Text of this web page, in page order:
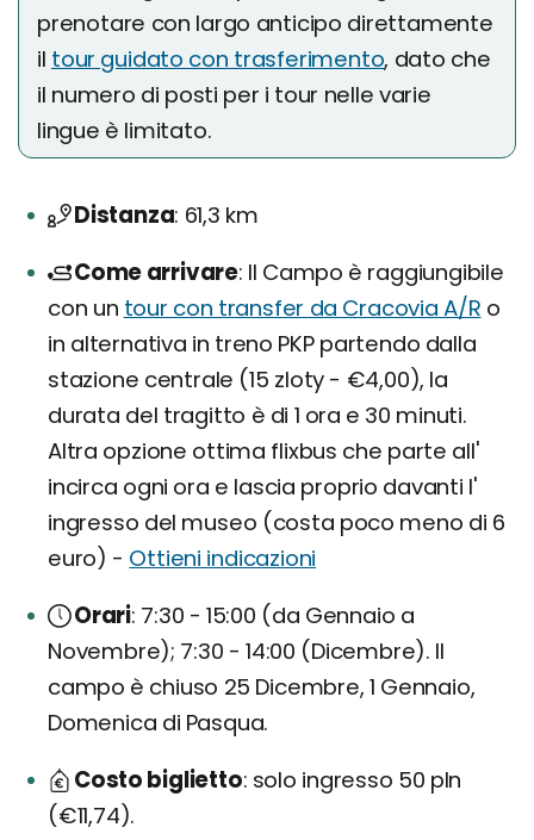
prenotare con largo anticipo direttamente
il tour guidato con trasferimento, dato che
il numero di posti per i tour nelle varie
lingue è limitato.
Distanza 61,3 km
Come arrivare Il Campo è raggiungibile
con un tour con transfer da Cracovia A/R o
in alternativa in treno PKP partendo dalla
stazione centrale (15 zloty - €4,00), la
durata del tragitto è di 1 ora e 30 minuti.
Altra opzione ottima flixbus che parte all'
incirca ogni ora e lascia proprio davanti l'
ingresso del museo (costa poco meno di 6
euro) - Ottieni indicazioni
Orari 7:30 - 15:00 (da Gennaio a
Novembre); 7:30 - 14:00 (Dicembre). Il
campo è chiuso 25 Dicembre, 1 Gennaio,
Domenica di Pasqua.
Costo biglietto solo ingresso 50 pln
(€11,74).